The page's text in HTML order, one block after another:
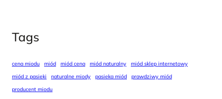
Tags
cena miodu miód miód cena miód naturalny
miód sklep internetowy
miód z pasieki
naturalne miody pasieka miód
prawdziwy miód
producent miodu